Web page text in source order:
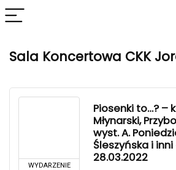
Sala Koncertowa CKK
WYDARZENIE
Piosenki to…? –
Młynarski,
wyst. A.
Śleszyńska i inni
28.03.2022